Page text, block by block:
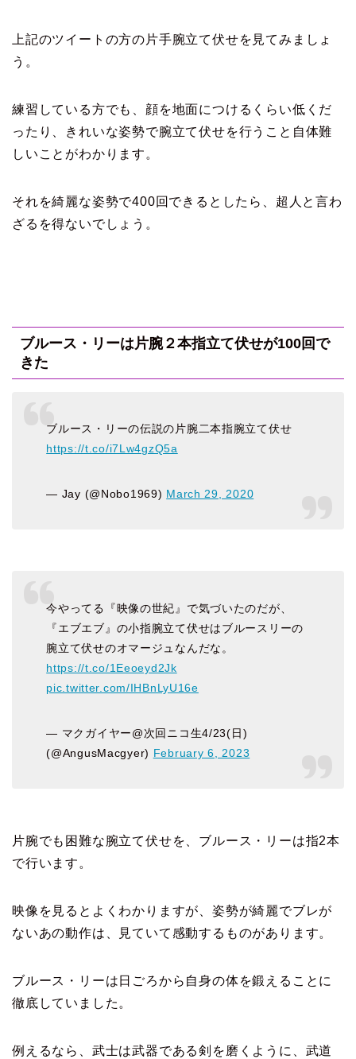
上記のツイートの方の片手腕立て伏せを見てみましょ
う。
練習している方でも、顔を地面につけるくらい低くだ
ったり、きれいな姿勢で腕立て伏せを行うこと自体難
しいことがわかります。
それを綺麗な姿勢で400回できるとしたら、超人と言わ
ざるを得ないでしょう。
ブルース・リーは片腕２本指立て伏せが100回で
きた
ブルース・リーの伝説の片腕二本指腕立て伏せ
https://t.co/i7Lw4gzQ5a
— Jay (@Nobo1969) March 29, 2020
今やってる『映像の世紀』で気づいたのだが、
『エブエブ』の小指腕立て伏せはブルースリーの
腕立て伏せのオマージュなんだな。
https://t.co/1Eeoeyd2Jk
pic.twitter.com/IHBnLyU16e
— マクガイヤー@次回ニコ生4/23(日)
(@AngusMacgyer) February 6, 2023
片腕でも困難な腕立て伏せを、ブルース・リーは指2本
で行います。
映像を見るとよくわかりますが、姿勢が綺麗でブレが
ないあの動作は、見ていて感動するものがあります。
ブルース・リーは日ごろから自身の体を鍛えることに
徹底していました。
例えるなら、武士は武器である剣を磨くように、武道